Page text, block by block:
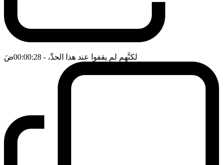
لكنَّهم لم يقفوا عند هذا الحدِّ، - 00:00:28 ضَ